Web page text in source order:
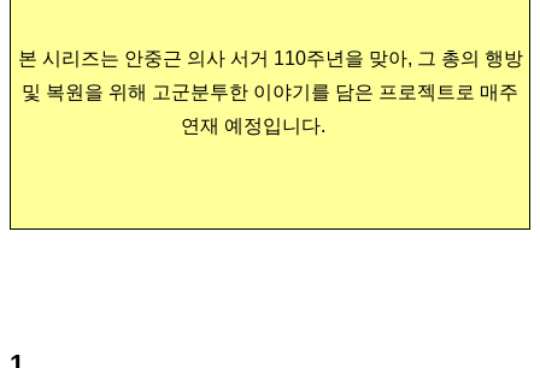
본 시리즈는 안중근 의사 서거 110주년을 맞아, 그 총의 행방
및 복원을 위해 고군분투한 이야기를 담은 프로젝트로 매주
연재 예정입니다.